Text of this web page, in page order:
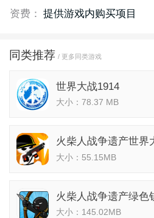
资费： 提供游戏内购买项目
同类推荐 / 更多同类游戏
世界大战1914
大小：78.37 MB
火柴人战争遗产世界
大小：55.15MB
火柴人战争遗产绿色
大小：145.02MB